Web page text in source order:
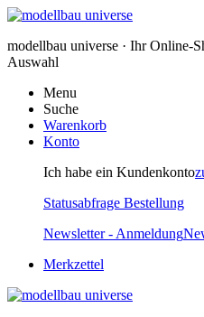
modellbau universe · Ihr Online-
Auswahl
Menu
Suche
Warenkorb
Konto
Ich habe ein Kundenkonto
Statusabfrage Bestellung
Newsletter - Anmeldung
Merkzettel